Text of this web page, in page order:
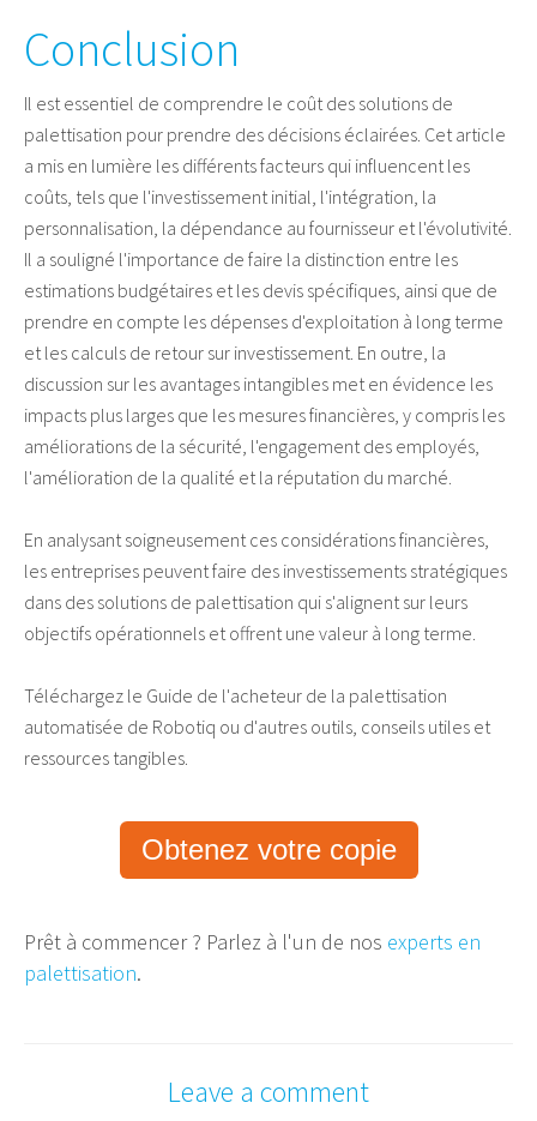
Conclusion
Il est essentiel de comprendre le coût des solutions de
palettisation pour prendre des décisions éclairées. Cet article
a mis en lumière les différents facteurs qui influencent les
coûts, tels que l'investissement initial, l'intégration, la
personnalisation, la dépendance au fournisseur et l'évolutivité.
Il a souligné l'importance de faire la distinction entre les
estimations budgétaires et les devis spécifiques, ainsi que de
prendre en compte les dépenses d'exploitation à long terme
et les calculs de retour sur investissement. En outre, la
discussion sur les avantages intangibles met en évidence les
impacts plus larges que les mesures financières, y compris les
améliorations de la sécurité, l'engagement des employés,
l'amélioration de la qualité et la réputation du marché.
En analysant soigneusement ces considérations financières,
les entreprises peuvent faire des investissements stratégiques
dans des solutions de palettisation qui s'alignent sur leurs
objectifs opérationnels et offrent une valeur à long terme.
Téléchargez le Guide de l'acheteur de la palettisation
automatisée de Robotiq ou d'autres outils, conseils utiles et
ressources tangibles.
Obtenez votre copie
Prêt à commencer ? Parlez à l'un de nos experts en
palettisation.
Leave a comment